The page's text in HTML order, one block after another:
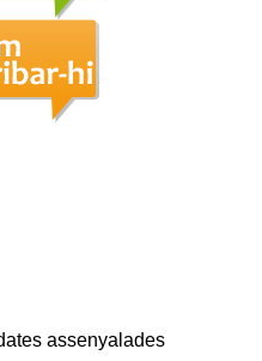
assenyalades